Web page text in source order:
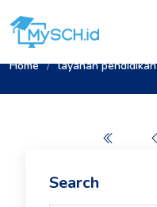
Home layanan pendidikan
Search